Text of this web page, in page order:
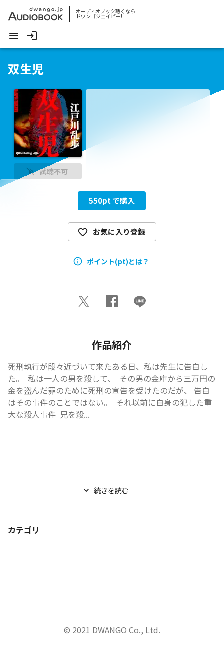
オーディオブック聴くなら
ドワンゴジェイピー!
双生児
試聴不可
550pt で購入
お気に入り登録
ポイント(pt)とは？
作品紹介
死刑執行が段々近づいて来たある日、私は先生に告白し
た。  私は一人の男を殺して、  その男の金庫から三万円の
金を盗んだ罪のために死刑の宣告を受けたのだが、 告白
はその事件のことではない。  それ以前に自身の犯した重
大な殺人事件  ――兄を殺...
続きを読む
カテゴリ
© 2021 DWANGO Co., Ltd.